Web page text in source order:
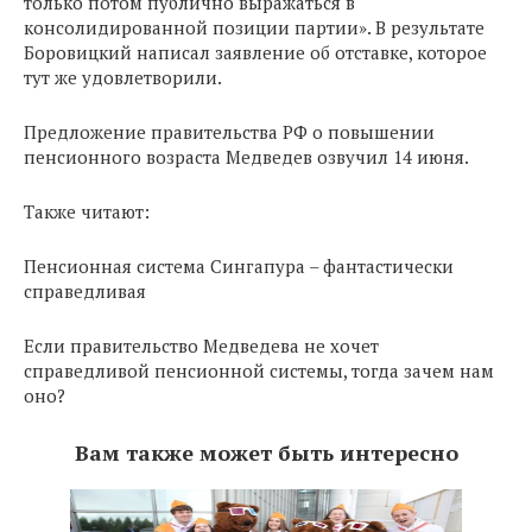
консолидированной позиции партии». В результате
Боровицкий написал заявление об отставке, которое
тут же удовлетворили.
Предложение правительства РФ о повышении
пенсионного возраста Медведев озвучил 14 июня.
Также читают:
Пенсионная система Сингапура – фантастически
справедливая
Если правительство Медведева не хочет
справедливой пенсионной системы, тогда зачем нам
оно?
Вам также может быть интересно